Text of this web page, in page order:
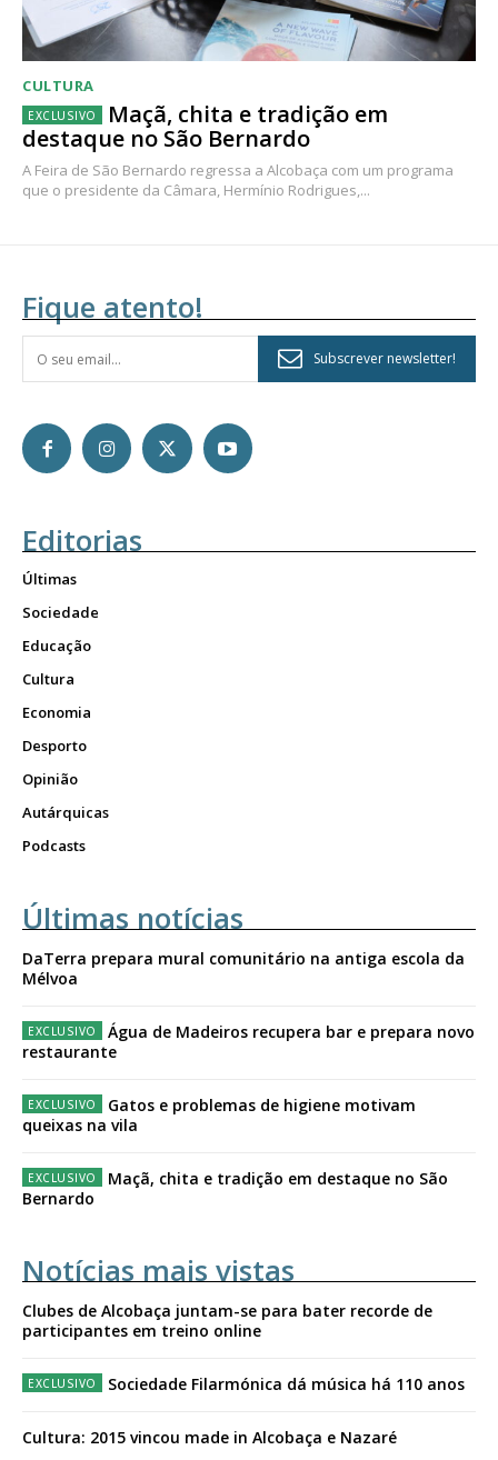
CULTURA
Maçã, chita e tradição em
destaque no São Bernardo
A Feira de São Bernardo regressa a Alcobaça com um programa
que o presidente da Câmara, Hermínio Rodrigues,...
Fique atento!
Subscrever newsletter!
Editorias
Últimas
Sociedade
Educação
Cultura
Economia
Desporto
Opinião
Autárquicas
Podcasts
Últimas notícias
DaTerra prepara mural comunitário na antiga escola da
Mélvoa
Água de Madeiros recupera bar e prepara novo
restaurante
Gatos e problemas de higiene motivam
queixas na vila
Maçã, chita e tradição em destaque no São
Bernardo
Notícias mais vistas
Clubes de Alcobaça juntam-se para bater recorde de
participantes em treino online
Sociedade Filarmónica dá música há 110 anos
Cultura: 2015 vincou made in Alcobaça e Nazaré